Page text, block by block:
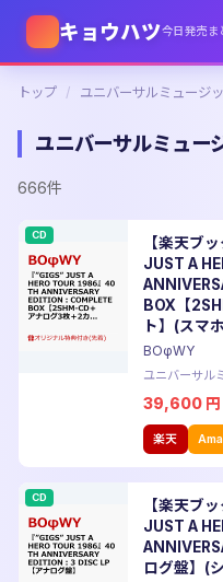
キョウハツ今日発売ま
トップ / ユニバーサルミュージ
ユニバーサルミュー
666件
CD
【楽天ブ
JUST A
BOX【
ト】(スマ
BOφWY
ユニバーサル
39,600 円
楽天
CD
【楽天ブ
JUST A
ログ盤】(